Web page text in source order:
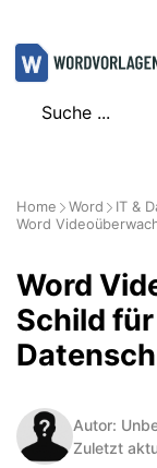
Zum
Inhalt
Home Word
IT &
Word
Word
Schild
Autor:
Zuletzt